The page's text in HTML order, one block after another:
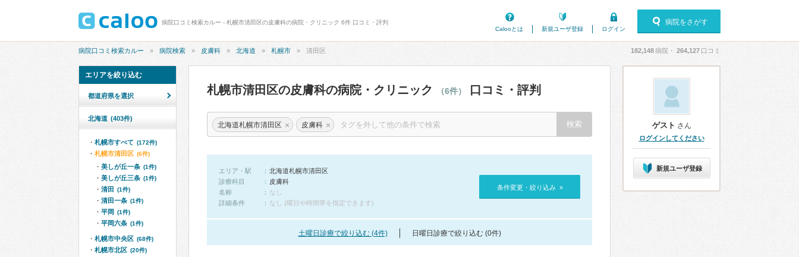
病院口コミ検索カルー - 札幌市清田区の皮膚科の病院・クリニック 6件 口コミ・評判
Calooとは
新規ユーザ登録 ログイン
病院をさがす
病院口コミ検索カルー 病院検索 皮膚科 北海道 札幌市 清田区 182,148病院・ 264,127 口コミ
札幌市清田区の皮膚科の病院・クリニック （6件） 口コミ・評判
北海道札幌市清田区 × 皮膚科 ×
エリア・駅
北海道札幌市清田区
診療科目
皮膚科
名称
なし
詳細条件
なし (曜日や時間帯を指定できます)
条件変更・絞り込み »
土曜日診療で絞り込む (4件) 日曜日診療で絞り込む (0件)
エリアを絞り込む
都道府県を選択
北海道 (403件)
札幌市すべて (172件)
札幌市清田区 (6件)
美しが丘一条 (1件)
美しが丘三条 (1件)
清田 (1件)
清田一条 (1件)
平岡 (1件)
平岡六条 (1件)
札幌市中央区 (68件)
札幌市北区 (20件)
ゲスト さん
ログインしてください
新規ユーザ登録